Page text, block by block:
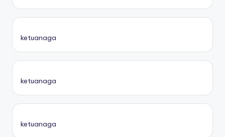
ketuanaga
ketuanaga
ketuanaga